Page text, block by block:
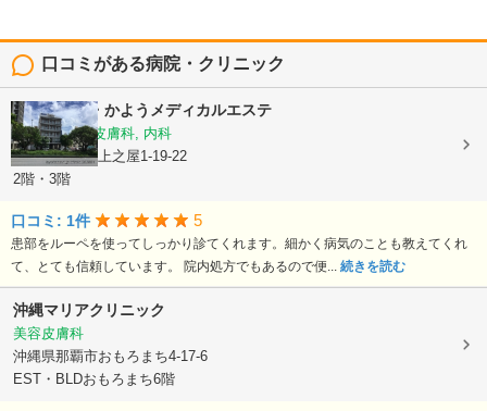
口コミがある病院・クリニック
嘉陽皮膚科・かようメディカルエステ
皮膚科, 美容皮膚科, 内科
沖縄県那覇市上之屋1-19-22
2階・3階
口コミ: 1件 5
患部をルーペを使ってしっかり診てくれます。細かく病気のことも教えてくれ
て、とても信頼しています。 院内処方でもあるので便... 続きを読む
沖縄マリアクリニック
美容皮膚科
沖縄県那覇市おもろまち4-17-6
EST・BLDおもろまち6階